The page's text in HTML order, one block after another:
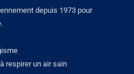
depuis 1973 pour
respirer un air sain